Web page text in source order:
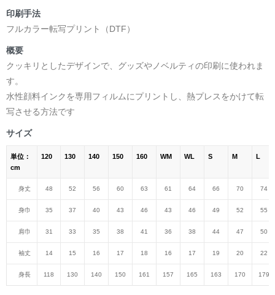
印刷手法
フルカラー転写プリント（DTF）
概要
クッキリとしたデザインで、グッズやノベルティの印刷に使われま
す。
水性顔料インクを専用フィルムにプリントし、熱プレスをかけて転
写させる方法です
サイズ
単位：
cm
120 130 140 150 160 WM WL S M L
身丈 48 52 56 60 63 61 64 66 70 74
身巾 35 37 40 43 46 43 46 49 52 55
肩巾 31 33 35 38 41 36 38 44 47 50
袖丈 14 15 16 17 18 16 17 19 20 22
身長 118 130 140 150 161 157 165 163 170 179